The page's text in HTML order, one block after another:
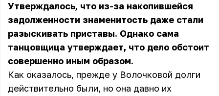
Утверждалось, что из-за накопившейся
задолженности знаменитость даже стали
разыскивать приставы. Однако сама
танцовщица утверждает, что дело обстоит
совершенно иным образом.
Как оказалось, прежде у Волочковой долги
действительно были, но она давно их